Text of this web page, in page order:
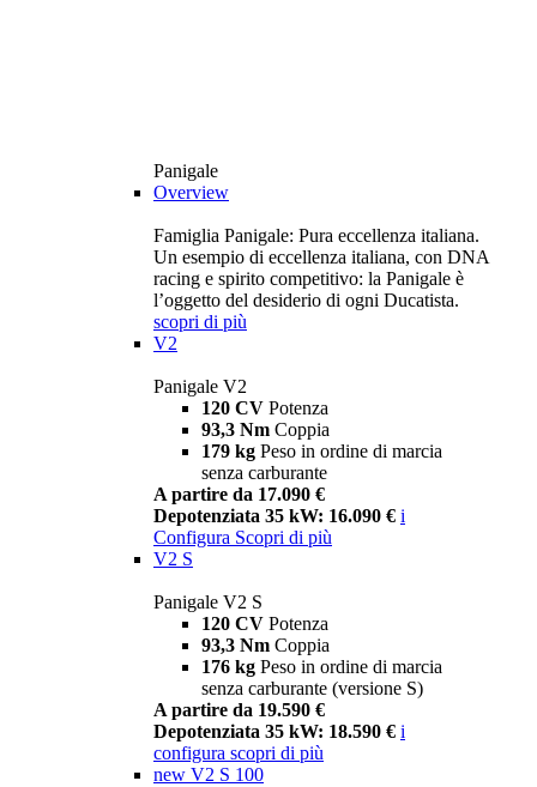
Panigale
Overview
Famiglia Panigale: Pura eccellenza italiana.
Un esempio di eccellenza italiana, con DNA
racing e spirito competitivo: la Panigale è
l’oggetto del desiderio di ogni Ducatista.
scopri di più
V2
Panigale V2
120 CV Potenza
93,3 Nm Coppia
179 kg Peso in ordine di marcia
senza carburante
A partire da 17.090 €
Depotenziata 35 kW: 16.090 € i
Configura Scopri di più
V2 S
Panigale V2 S
120 CV Potenza
93,3 Nm Coppia
176 kg Peso in ordine di marcia
senza carburante (versione S)
A partire da 19.590 €
Depotenziata 35 kW: 18.590 € i
configura scopri di più
new V2 S 100